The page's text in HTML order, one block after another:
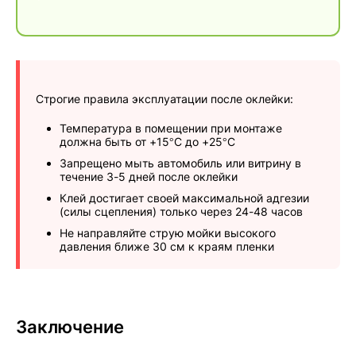
Строгие правила эксплуатации после оклейки:
Температура в помещении при монтаже
должна быть от +15°C до +25°C
Запрещено мыть автомобиль или витрину в
течение 3-5 дней после оклейки
Клей достигает своей максимальной адгезии
(силы сцепления) только через 24-48 часов
Не направляйте струю мойки высокого
давления ближе 30 см к краям пленки
Заключение